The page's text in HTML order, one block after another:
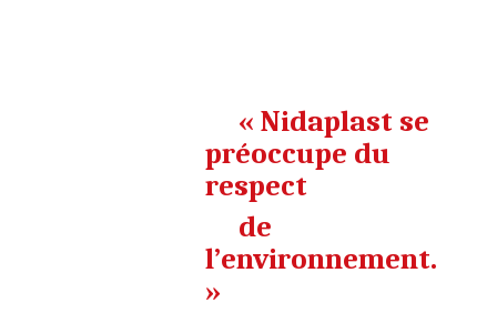
« Nidaplast se
préoccupe du
respect
de
l’environnement.
»